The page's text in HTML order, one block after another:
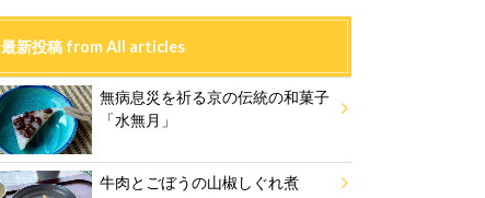
最新投稿 from All articles
無病息災を祈る京の伝統の和菓子
「水無月」
牛肉とごぼうの山椒しぐれ煮